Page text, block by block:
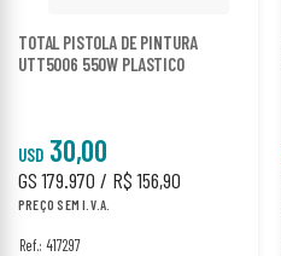
TOTAL PISTOLA DE PINTURA
UTT5006 550W PLASTICO
USD 30,00
GS 179.970 / R$ 156,90
PREÇO SEM I.V.A.
Ref.: 417297